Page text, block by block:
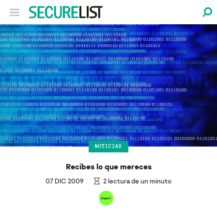
NOTICIAS
Recibes lo que mereces
07 DIC 2009 2lectura de un minuto